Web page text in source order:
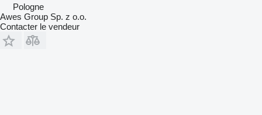
Pologne
Awes Group Sp. z o.o.
Contacter le vendeur